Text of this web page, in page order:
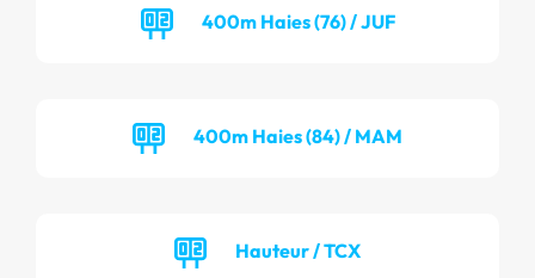
400m Haies (76) / JUF
400m Haies (84) / MAM
Hauteur / TCX